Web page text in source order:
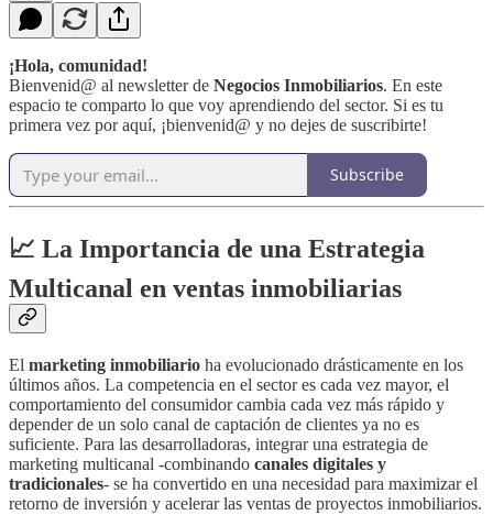
¡Hola, comunidad!
Bienvenid@ al newsletter de Negocios Inmobiliarios. En este
espacio te comparto lo que voy aprendiendo del sector. Si es tu
primera vez por aquí, ¡bienvenid@ y no dejes de suscribirte!
Subscribe
📈 La Importancia de una Estrategia
Multicanal en ventas inmobiliarias
El marketing inmobiliario ha evolucionado drásticamente en los
últimos años. La competencia en el sector es cada vez mayor, el
comportamiento del consumidor cambia cada vez más rápido y
depender de un solo canal de captación de clientes ya no es
suficiente. Para las desarrolladoras, integrar una estrategia de
marketing multicanal -combinando canales digitales y
tradicionales- se ha convertido en una necesidad para maximizar el
retorno de inversión y acelerar las ventas de proyectos inmobiliarios.